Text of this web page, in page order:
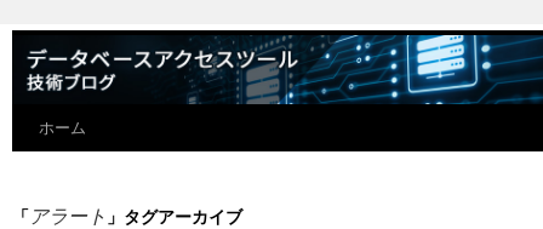
ホーム
「 アラート 」タグアーカイブ